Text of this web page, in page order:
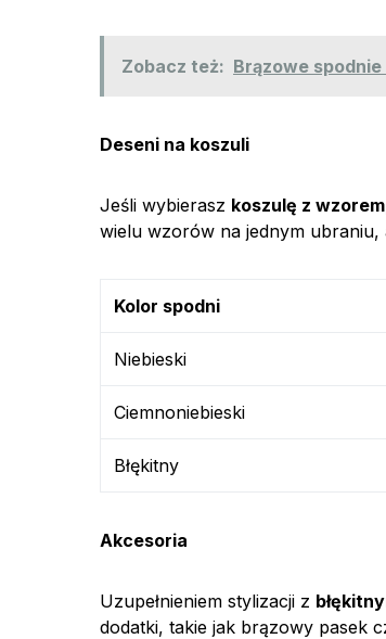
Zobacz też: Brązowe
Deseni na koszuli
Jeśli wybierasz koszulę z wzorem
wielu wzorów na jednym ubraniu,
Kolor spodni
Niebieski
Ciemnoniebieski
Błękitny
Akcesoria
Uzupełnieniem stylizacji z
dodatki, takie jak brązowy pasek